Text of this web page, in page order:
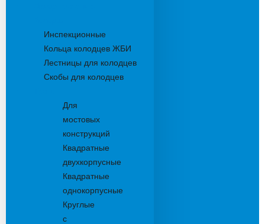
Инспекционные
Кольца колодцев ЖБИ
Лестницы для колодцев
Скобы для колодцев
Для
мостовых
конструкций
Квадратные
двухкорпусные
Квадратные
однокорпусные
Круглые
с